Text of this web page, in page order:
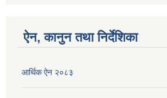
ऐन, कानुन तथा निर्देशिका
आर्थिक ऐन २०८३